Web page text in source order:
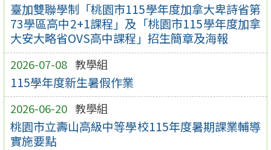
臺加雙聯學制「桃園市115學年度加拿大卑詩省第
73學區高中2+1課程」及「桃園市115學年度加拿
大安大略省OVS高中課程」招生簡章及海報
2026-07-08 教學組
115學年度新生暑假作業
2026-06-20 教學組
桃園市立壽山高級中等學校115年度暑期課業輔導
實施要點